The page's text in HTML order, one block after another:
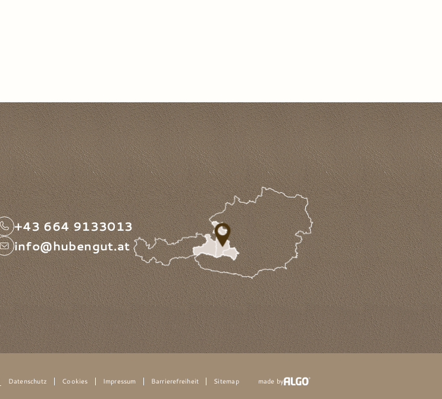
+43 664 9133013
info@hubengut.at
Datenschutz Cookies Impressum Barrierefreiheit Sitemap made by